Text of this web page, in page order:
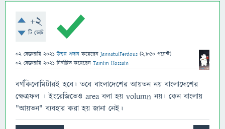
+2
টি ভোট
02 ফেব্রুয়ারি 2021 উত্তর প্রদান করেছেনJannatulFerdous (2,850 পয়েন্ট)
02 ফেব্রুয়ারি 2021 নির্বাচিত করেছেন Tamim Hossain
বর্গকিলোমিটারই হবে। তবে বাংলাদেশের আয়তন নয় বাংলাদেশের
ক্ষেত্রফল । ইংরেজিতেও area বলা হয় volumn নয়। কেন বাংলায়
"আয়তন" ব্যবহার করা হয় জানা নেই।